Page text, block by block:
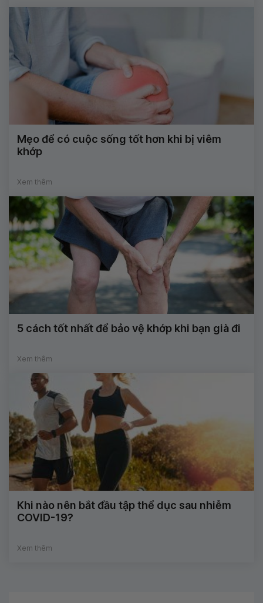
Mẹo để có cuộc sống tốt hơn khi bị viêm
khớp
Xem thêm
5 cách tốt nhất để bảo vệ khớp khi bạn già đi
Xem thêm
Khi nào nên bắt đầu tập thể dục sau nhiễm
COVID-19?
Xem thêm